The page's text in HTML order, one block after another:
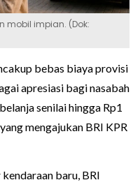
mobil impian. (Dok:
bebas biaya provisi
apresiasi bagi nasabah
senilai hingga Rp1
mengajukan BRI KPR
baru, BRI